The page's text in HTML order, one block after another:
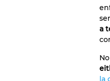
a
la